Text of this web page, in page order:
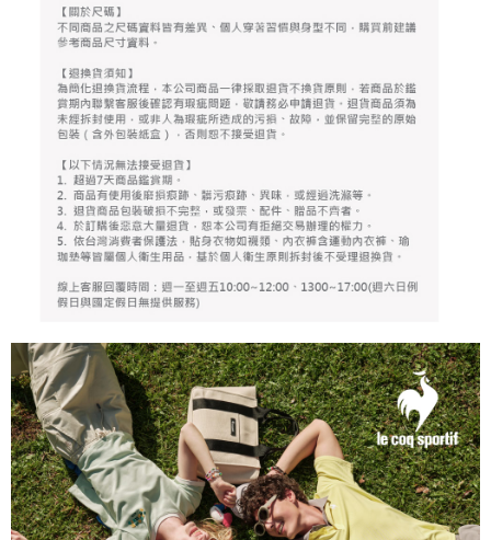
時審查核予不同之上限額度；若仍有額度不足之情形，本公司將視審查結果
請求用戶進行身份認證。
５．嚴禁一人註冊多個帳號或使用他人資訊註冊。若發現惡意使用之情形，
恩沛科技股份有限公司將有權停止該用戶之使用額度並採取法律行動。
離島宅配
免運費